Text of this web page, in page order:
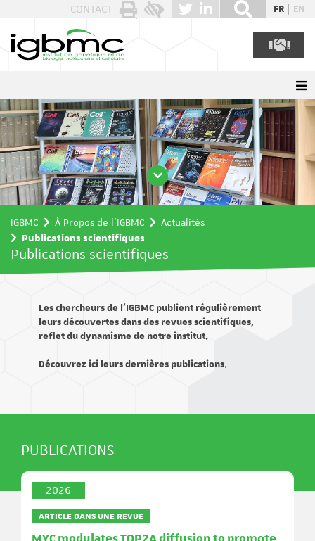
CONTACT FR EN
IGBMC À Propos de l'IGBMC
Actualités
Publications scientifiques
Publications scientifiques
Les chercheurs de l’IGBMC publient régulièrement
leurs découvertes dans des revues scientifiques,
reflet du dynamisme de notre institut.
Découvrez ici leurs dernières publications.
PUBLICATIONS
2026
ARTICLE DANS UNE REVUE
Panneau de gestion des cookies